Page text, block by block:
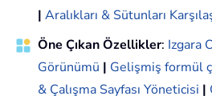
| Aralıkları & Sütunları
Öne Çıkan Özellikler: Izgara
Görünümü | Gelişmiş formül
& Çalışma Sayfası Yöneticisi |